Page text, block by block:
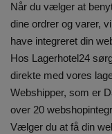
Når du vælger at
dine ordrer og varer,
have integreret din
Hos Lagerhotel24
direkte med vores
Webshipper, som er
over 20
Vælger du at få din